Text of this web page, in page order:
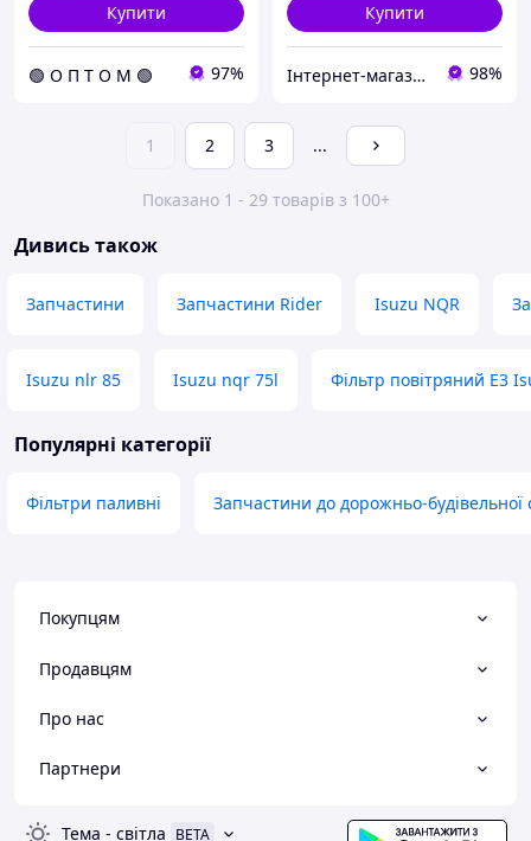
Купити
🟢 О П Т О М 🟢 97%
Купити
Інтернет-магазин "Авто-ресора" 98%
1 2 3 ...
Показано 1 - 29 товарів з 100+
Дивись також
Запчастини Запчастини Rider Isuzu NQR
Isuzu nlr 85 Isuzu nqr 75l Фільтр повітряний Е3
Популярні категорії
Фільтри паливні Запчастини до дорожньо-будівельної
Покупцям
Продавцям
Про нас
Партнери
Тема - світла BETA